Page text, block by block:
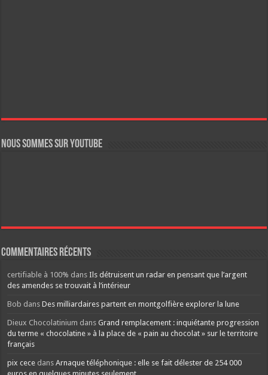
Nous sommes sur YouTube
Commentaires récents
certifiable à 100% dansIls détruisent un radar en pensant que l’argent
des amendes se trouvait à l’intérieur
Bob dansDes milliardaires partent en montgolfière explorer la lune
Dieux Chocolatinium dansGrand remplacement : inquiétante progression
du terme « chocolatine » à la place de « pain au chocolat » sur le territoire
français
pix cece dansArnaque téléphonique : elle se fait délester de 254 000